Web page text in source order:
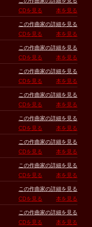
CDを見る
本を見る
この作曲家の詳細を見る
CDを見る
本を見る
この作曲家の詳細を見る
CDを見る
本を見る
この作曲家の詳細を見る
CDを見る
本を見る
この作曲家の詳細を見る
CDを見る
本を見る
この作曲家の詳細を見る
CDを見る
本を見る
この作曲家の詳細を見る
CDを見る
本を見る
この作曲家の詳細を見る
CDを見る
本を見る
この作曲家の詳細を見る
CDを見る
本を見る
この作曲家の詳細を見る
CDを見る
本を見る